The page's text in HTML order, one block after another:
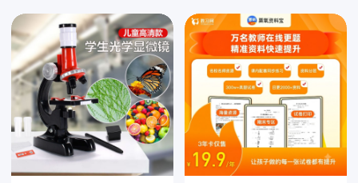
图，直观构建知识体
系，从学知识到做练
习，同步课内知识到锻
炼数学思维，这一套就
够了